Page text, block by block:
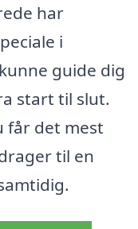
har
i
guide dig
start til slut.
får det mest
til en